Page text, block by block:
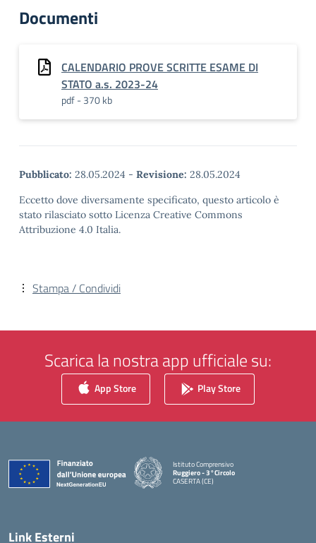
Documenti
CALENDARIO PROVE SCRITTE ESAME DI
STATO a.s. 2023-24
pdf - 370 kb
Pubblicato: 28.05.2024 - Revisione: 28.05.2024
Eccetto dove diversamente specificato, questo articolo è
stato rilasciato sotto Licenza Creative Commons
Attribuzione 4.0 Italia.
Stampa / Condividi
Scarica la nostra app ufficiale su:
App Store Play Store
Istituto Comprensivo
Ruggiero - 3°Circolo
CASERTA (CE)
Link Esterni